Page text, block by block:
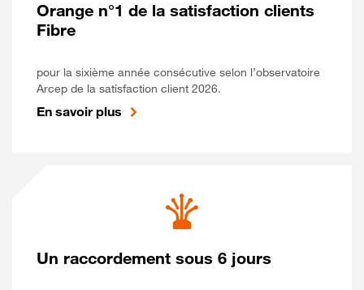
Orange n°1 de la satisfaction clients
Fibre
pour la sixième année consécutive selon l’observatoire
Arcep de la satisfaction client 2026.
En savoir plus
Un raccordement sous 6 jours